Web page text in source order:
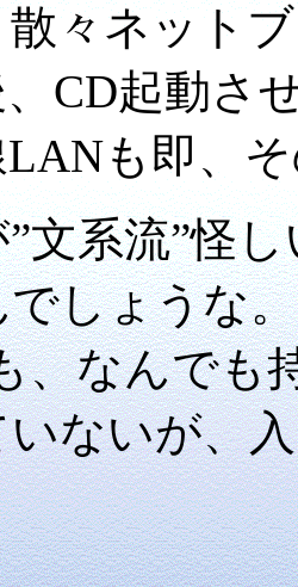
々ネット
CD起動さ
も即、
系流”怪し
しょうな
、なんでも
ないが、